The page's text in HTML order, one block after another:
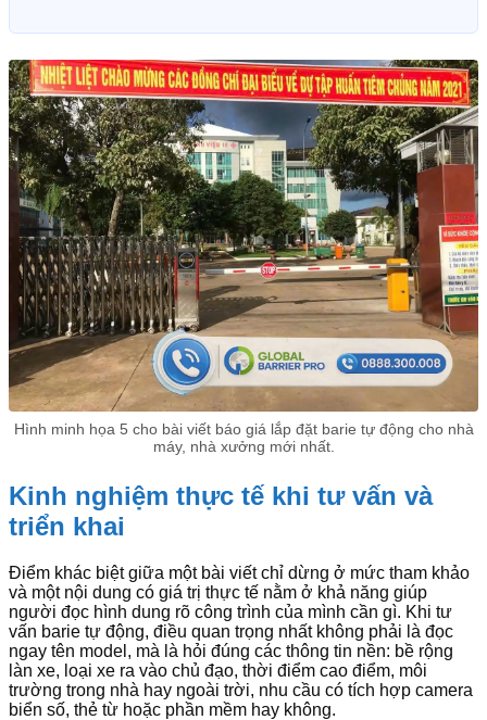
Hình minh họa 5 cho bài viết báo giá lắp đặt barie tự động cho nhà
máy, nhà xưởng mới nhất.
Kinh nghiệm thực tế khi tư vấn và
triển khai
Điểm khác biệt giữa một bài viết chỉ dừng ở mức tham khảo
và một nội dung có giá trị thực tế nằm ở khả năng giúp
người đọc hình dung rõ công trình của mình cần gì. Khi tư
vấn barie tự động, điều quan trọng nhất không phải là đọc
ngay tên model, mà là hỏi đúng các thông tin nền: bề rộng
làn xe, loại xe ra vào chủ đạo, thời điểm cao điểm, môi
trường trong nhà hay ngoài trời, nhu cầu có tích hợp camera
biển số, thẻ từ hoặc phần mềm hay không.